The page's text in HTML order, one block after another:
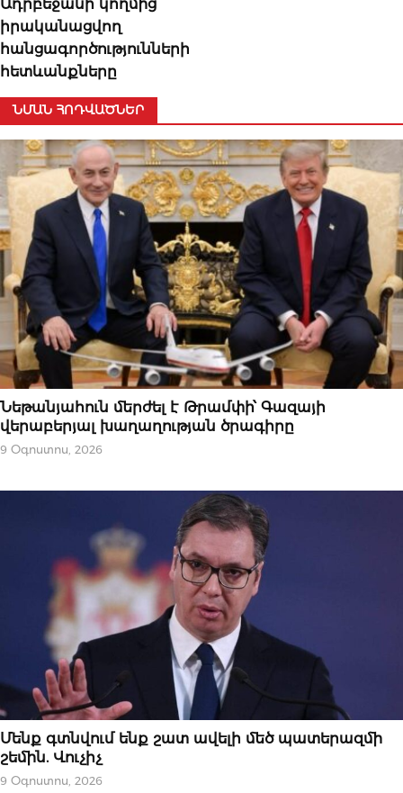
Ադրբեջանի կողմից
իրականացվող
հանցագործությունների
հետևանքները
ՆՄԱՆ ՀՈԴՎԱԾՆԵՐ
ՄԻՋԱԶԳԱՅԻՆ
Նեթանյահուն մերժել է Թրամփի՝ Գազայի
վերաբերյալ խաղաղության ծրագիրը
9 Օգոստոս, 2026
ՄԻՋԱԶԳԱՅԻՆ
Մենք գտնվում ենք շատ ավելի մեծ պատերազմի
շեմին. Վուչիչ
9 Օգոստոս, 2026